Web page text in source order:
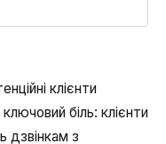
клієнти
біль: клієнти
дзвінкам з